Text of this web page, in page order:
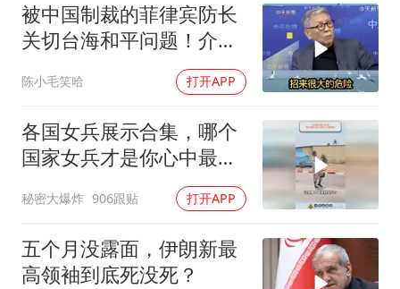
被中国制裁的菲律宾防长
关切台海和平问题！介文
陈小毛笑哈 打开APP
各国女兵展示合集，哪个
国家女兵才是你心中最飒
秘密大爆炸 906跟贴 打开APP
五个月没露面，伊朗新最
高领袖到底死没死？